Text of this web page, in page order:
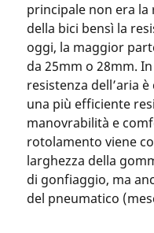
principale non era
della bici bensì la
oggi, la maggior
da 25mm o 28mm.
resistenza dell’aria
una più efficiente
manovrabilità e
rotolamento viene
larghezza della
di gonfiaggio, ma
del pneumatico